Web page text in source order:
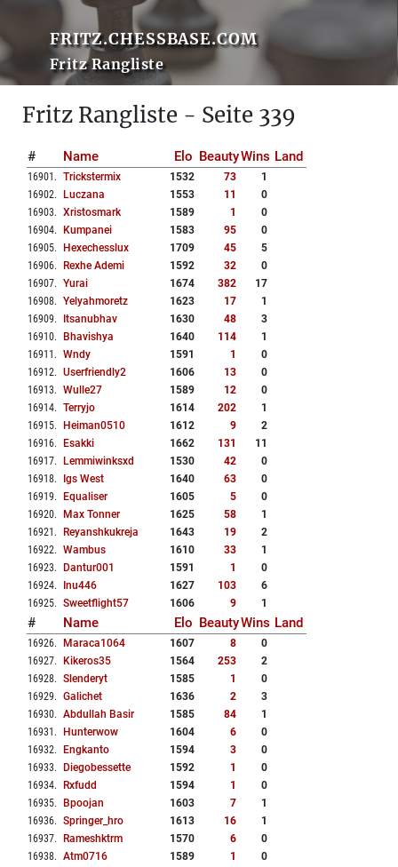
FRITZ.CHESSBASE.COM
Fritz Rangliste
Fritz Rangliste - Seite 339
# Name Elo BeautyWins Land
16901 . Trickstermix 1532 73
1
16902. Luczana 1553 11
0
16903. Xristosmark 1589 1
0
16904. Kumpanei 1583 95
0
16905. Hexechesslux 1709 45
5
16906. Rexhe Ademi 1592 32
0
16907. Yurai 1674 382
17
16908. Yelyahmoretz 1623 17
1
16909. Itsanubhav 1630 48
3
16910. Bhavishya 1640 114
1
16911 . Wndy 1591 1
0
16912. Userfriendly2 1606 13
0
16913. Wulle27 1589 12
0
16914. Terryjo 1614 202
1
16915. Heiman0510 1612 9
2
16916. Esakki 1662 131
11
16917. Lemmiwinksxd 1530 42
0
16918. Igs West 1640 63
0
16919. Equaliser 1605 5
0
16920. Max Tonner 1625 58
1
16921 . Reyanshkukreja 1643 19
2
16922. Wambus 1610 33
1
16923. Dantur001 1591 1
0
16924. Inu446 1627 103
6
16925. Sweetflight57 1606 9 1
# Name Elo BeautyWins Land
16926. Maraca1064 1607 8
0
16927. Kikeros35 1564 253
2
16928. Slenderyt 1585 1
0
16929. Galichet 1636 2
3
16930. Abdullah Basir 1585 84
1
16931 . Hunterwow 1604 6
0
16932. Engkanto 1594 3
0
16933. Diegobessette 1592 1
0
16934. Rxfudd 1594 1
0
16935. Bpoojan 1603 7
1
16936. Springer_hro 1613 16
1
16937. Rameshktrm 1570 6
0
16938. Atm0716 1589 1
0